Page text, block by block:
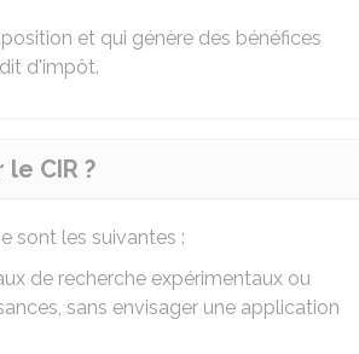
et qui génère des bénéfices
d'impôt.
CIR ?
sont les suivantes :
de recherche expérimentaux ou
sans envisager une application